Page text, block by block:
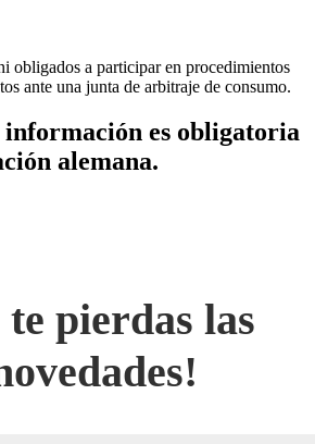
obligados a participar en procedimientos
ante una junta de arbitraje de consumo.
información es obligatoria
alemana.
te pierdas las